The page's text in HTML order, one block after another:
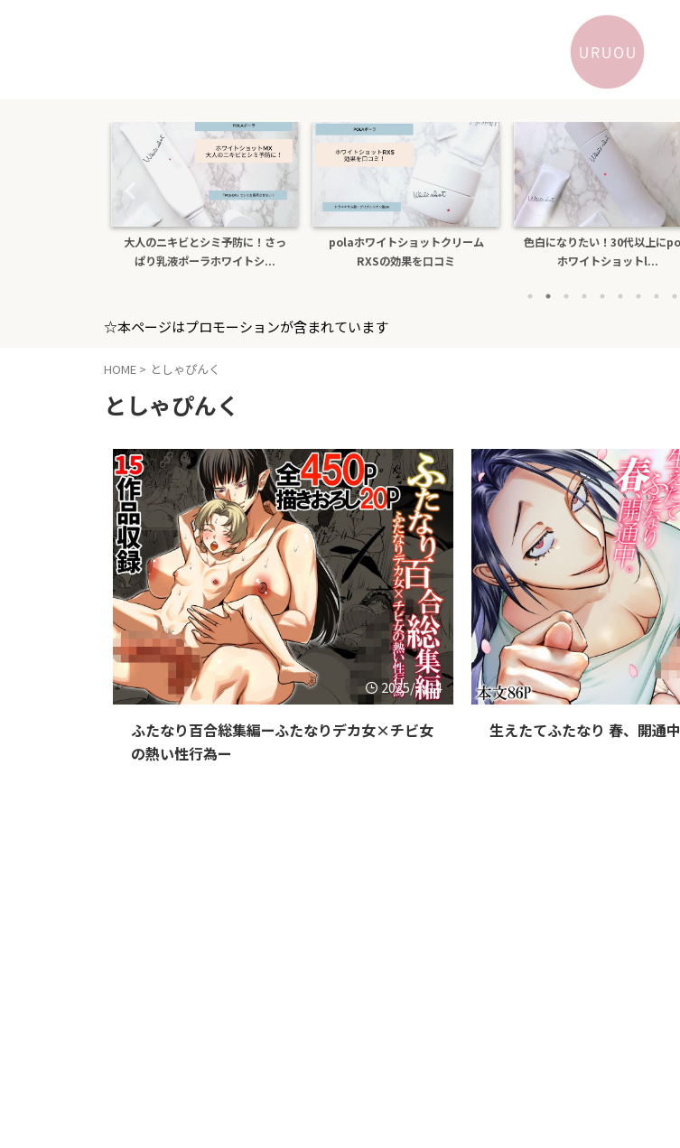
大人のニキビとシミ予防に！さっ
ぱり乳液ポーラホワイトシ...
polaホワイトショットクリーム
RXSの効果を口コミ
色白になりたい！30代以上にpola
ホワイトショットl...
☆本ページはプロモーションが含まれています
HOME > としゃぴんく
としゃぴんく
2025/7/14
ふたなり百合総集編ーふたなりデカ女×チビ女
の熱い性行為ー
生えたてふたなり 春、開通中